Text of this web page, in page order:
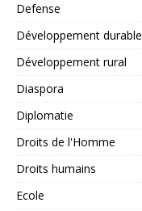
Defense
Développement durable
Développement rural
Diaspora
Diplomatie
Droits de l'Homme
Droits humains
Ecole